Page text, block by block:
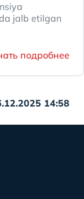
jalb etilgan
подробнее
14:58